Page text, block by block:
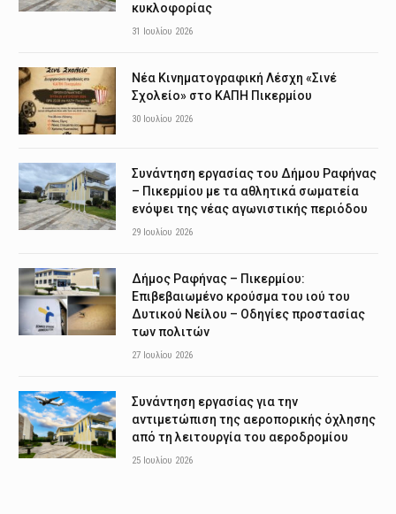
κυκλοφορίας
31 Ιουλίου 2026
Νέα Κινηματογραφική Λέσχη «Σινέ
Σχολείο» στο ΚΑΠΗ Πικερμίου
30 Ιουλίου 2026
Συνάντηση εργασίας του Δήμου Ραφήνας
– Πικερμίου με τα αθλητικά σωματεία
ενόψει της νέας αγωνιστικής περιόδου
29 Ιουλίου 2026
Δήμος Ραφήνας – Πικερμίου:
Επιβεβαιωμένο κρούσμα του ιού του
Δυτικού Νείλου – Οδηγίες προστασίας
των πολιτών
27 Ιουλίου 2026
Συνάντηση εργασίας για την
αντιμετώπιση της αεροπορικής όχλησης
από τη λειτουργία του αεροδρομίου
25 Ιουλίου 2026